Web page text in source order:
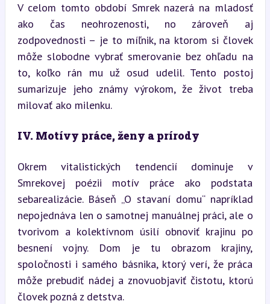
V celom tomto období Smrek nazerá na mladosť
ako čas neohrozenosti, no zároveň aj
zodpovednosti – je to míľnik, na ktorom si človek
môže slobodne vybrať smerovanie bez ohľadu na
to, koľko rán mu už osud udelil. Tento postoj
sumarizuje jeho známy výrokom, že život treba
milovať ako milenku.
IV. Motívy práce, ženy a prírody
Okrem vitalistických tendencií dominuje v
Smrekovej poézii motív práce ako podstata
sebarealizácie. Báseň „O stavaní domu“ napríklad
nepojednáva len o samotnej manuálnej práci, ale o
tvorivom a kolektívnom úsilí obnoviť krajinu po
besnení vojny. Dom je tu obrazom krajiny,
spoločnosti i samého básnika, ktorý verí, že práca
môže prebudiť nádej a znovuobjaviť čistotu, ktorú
človek pozná z detstva.